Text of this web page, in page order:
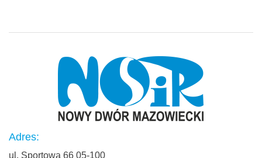
Adres:
ul. Sportowa 66 05-100